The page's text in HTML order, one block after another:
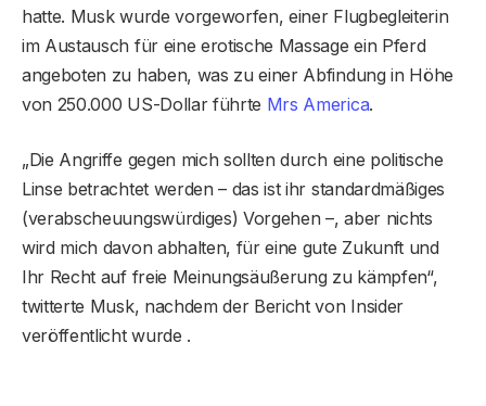
hatte. Musk wurde vorgeworfen, einer Flugbegleiterin
im Austausch für eine erotische Massage ein Pferd
angeboten zu haben, was zu einer Abfindung in Höhe
von 250.000 US-Dollar führte Mrs America.
„Die Angriffe gegen mich sollten durch eine politische
Linse betrachtet werden – das ist ihr standardmäßiges
(verabscheuungswürdiges) Vorgehen –, aber nichts
wird mich davon abhalten, für eine gute Zukunft und
Ihr Recht auf freie Meinungsäußerung zu kämpfen“,
twitterte Musk, nachdem der Bericht von Insider
veröffentlicht wurde .